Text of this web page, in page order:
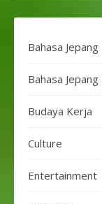
Bahasa Jepang
Bahasa Jepang
Budaya Kerja
Culture
Entertainment